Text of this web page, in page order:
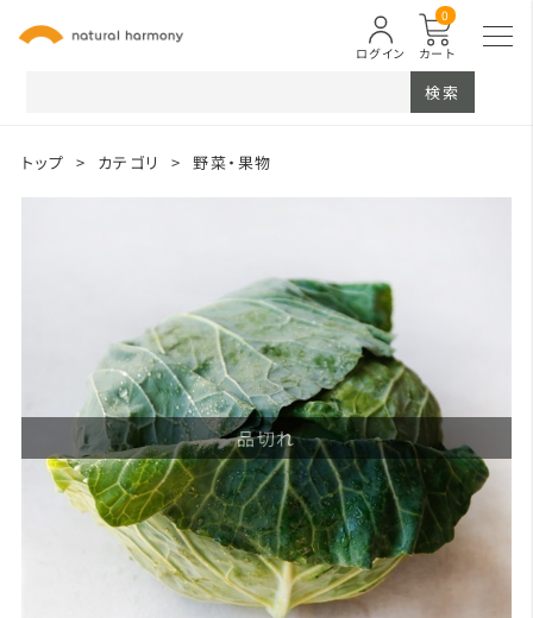
カート
0
ログイン
検索
トップ > カテゴリ > 野菜・果物
品切れ